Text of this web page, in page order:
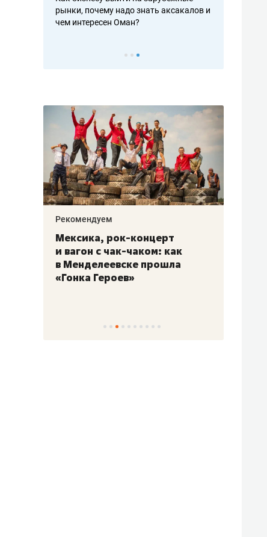
рынки, почему надо знать аксакалов и
чем интересен Оман?
Рекомендуем
Мексика, рок-концерт
и вагон с чак-чаком: как
в Менделеевске прошла
«Гонка Героев»